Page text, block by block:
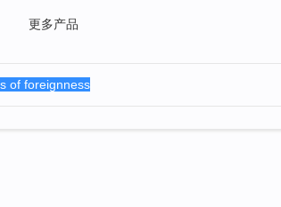
更多产品